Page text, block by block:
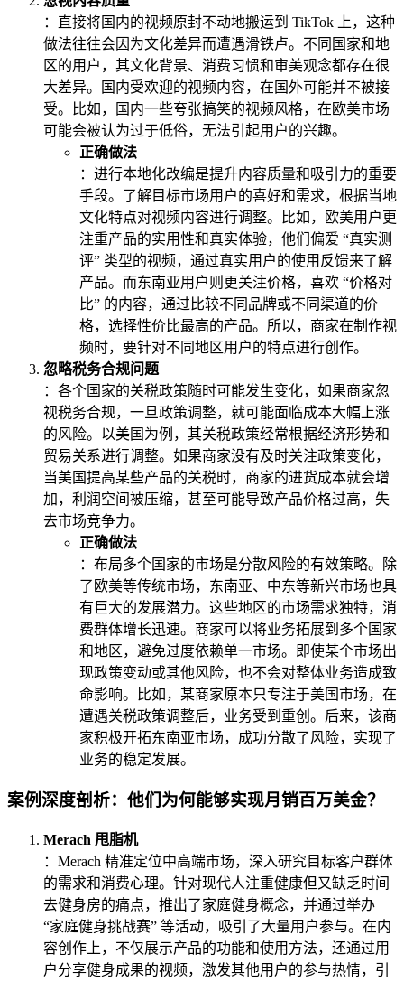
：直接将国内的视频原封不动地搬运到 TikTok 上，这种
做法往往会因为文化差异而遭遇滑铁卢。不同国家和地
区的用户，其文化背景、消费习惯和审美观念都存在很
大差异。国内受欢迎的视频内容，在国外可能并不被接
受。比如，国内一些夸张搞笑的视频风格，在欧美市场
可能会被认为过于低俗，无法引起用户的兴趣。
正确做法
：进行本地化改编是提升内容质量和吸引力的重要
手段。了解目标市场用户的喜好和需求，根据当地
文化特点对视频内容进行调整。比如，欧美用户更
注重产品的实用性和真实体验，他们偏爱 “真实测
评” 类型的视频，通过真实用户的使用反馈来了解
产品。而东南亚用户则更关注价格，喜欢 “价格对
比” 的内容，通过比较不同品牌或不同渠道的价
格，选择性价比最高的产品。所以，商家在制作视
频时，要针对不同地区用户的特点进行创作。
忽略税务合规问题
：各个国家的关税政策随时可能发生变化，如果商家忽
视税务合规，一旦政策调整，就可能面临成本大幅上涨
的风险。以美国为例，其关税政策经常根据经济形势和
贸易关系进行调整。如果商家没有及时关注政策变化，
当美国提高某些产品的关税时，商家的进货成本就会增
加，利润空间被压缩，甚至可能导致产品价格过高，失
去市场竞争力。
正确做法
：布局多个国家的市场是分散风险的有效策略。除
了欧美等传统市场，东南亚、中东等新兴市场也具
有巨大的发展潜力。这些地区的市场需求独特，消
费群体增长迅速。商家可以将业务拓展到多个国家
和地区，避免过度依赖单一市场。即使某个市场出
现政策变动或其他风险，也不会对整体业务造成致
命影响。比如，某商家原本只专注于美国市场，在
遭遇关税政策调整后，业务受到重创。后来，该商
家积极开拓东南亚市场，成功分散了风险，实现了
业务的稳定发展。
案例深度剖析：他们为何能够实现月销百万美金？
Merach 甩脂机
：Merach 精准定位中高端市场，深入研究目标客户群体
的需求和消费心理。针对现代人注重健康但又缺乏时间
去健身房的痛点，推出了家庭健身概念，并通过举办
“家庭健身挑战赛” 等活动，吸引了大量用户参与。在内
容创作上，不仅展示产品的功能和使用方法，还通过用
户分享健身成果的视频，激发其他用户的参与热情，引